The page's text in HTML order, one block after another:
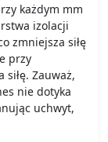
każdym mm
izolacji
zmniejsza siłę
przy
siłę. Zauważ,
nie dotyka
uchwyt,